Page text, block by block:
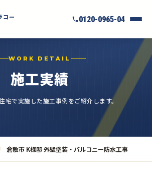
コー 0120-0965-04
WORK DETAIL
施工実績
宅で実施した施工事例をご紹介します。
倉敷市 K様邸 外壁塗装・バルコニー防水工事